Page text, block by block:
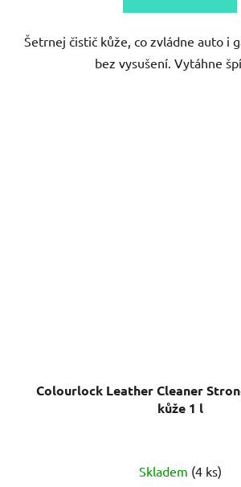
Šetrnej čistič kůže, co zvládne auto i
bez vysušení. Vytáhne
Colourlock Leather Cleaner
kůže 1 l
hodnocení
Skladem (4 ks)